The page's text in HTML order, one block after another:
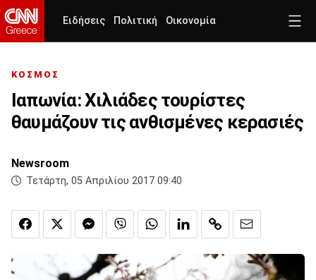
Ειδήσεις Πολιτική Οικονομία
ΚΟΣΜΟΣ
Ιαπωνία: Χιλιάδες τουρίστες
θαυμάζουν τις ανθισμένες κερασιές
Newsroom
Τετάρτη, 05 Απριλίου 2017 09:40